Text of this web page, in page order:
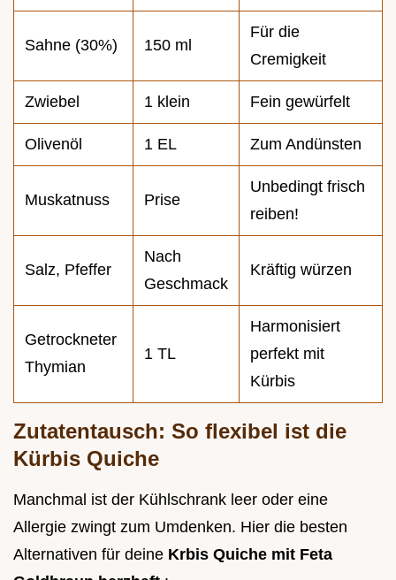
Sahne (30%) 150 ml
Für die
Cremigkeit
Zwiebel 1 klein Fein gewürfelt
Olivenöl 1 EL Zum Andünsten
Muskatnuss Prise
Unbedingt frisch
reiben!
Salz, Pfeffer
Nach
Geschmack
Kräftig würzen
Getrockneter
Thymian
1 TL
Harmonisiert
perfekt mit
Kürbis
Zutatentausch: So flexibel ist die
Kürbis Quiche
Manchmal ist der Kühlschrank leer oder eine
Allergie zwingt zum Umdenken. Hier die besten
Alternativen für deine Krbis Quiche mit Feta